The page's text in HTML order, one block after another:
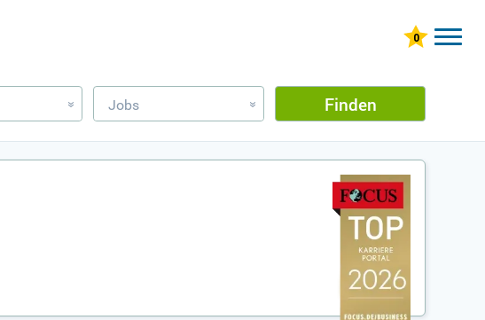
» Jobs » Finden